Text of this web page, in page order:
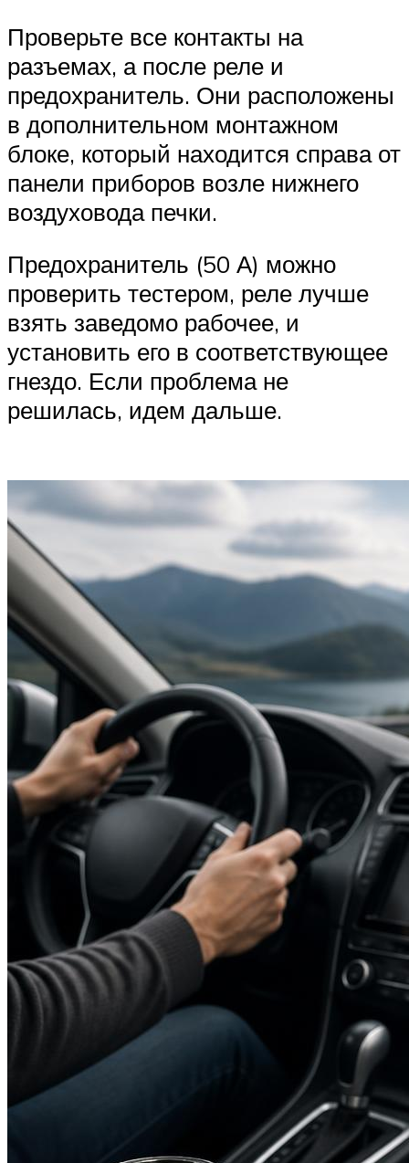
Проверьте все контакты на
разъемах, а после реле и
предохранитель. Они расположены
в дополнительном монтажном
блоке, который находится справа от
панели приборов возле нижнего
воздуховода печки.
Предохранитель (50 А) можно
проверить тестером, реле лучше
взять заведомо рабочее, и
установить его в соответствующее
гнездо. Если проблема не
решилась, идем дальше.